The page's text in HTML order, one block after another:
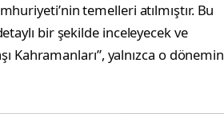
temelleri atılmıştır. Bu
bir şekilde inceleyecek ve
Kahramanları”, yalnızca o dönemin